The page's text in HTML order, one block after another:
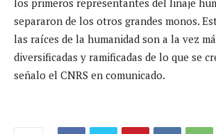
separaron de los otros grandes monos.
las raíces de la humanidad son a la vez
diversificadas y ramificadas de lo que se
señalo el CNRS en comunicado.